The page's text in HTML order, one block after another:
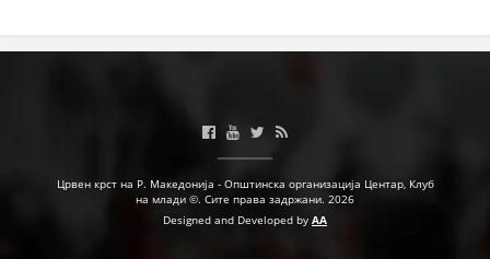
Црвен крст на Р. Македонија - Општинска организација Центар, Клуб
на млади ©. Сите права задржани. 2026
Designed and Developed by AA